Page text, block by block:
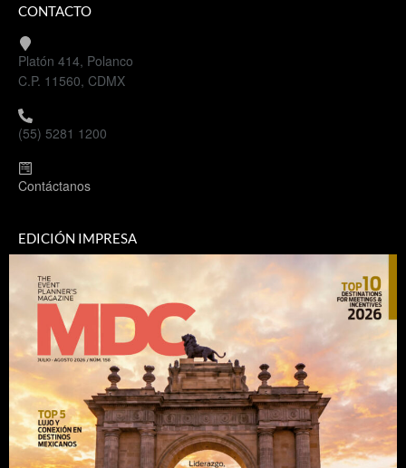
CONTACTO
Platón 414, Polanco
C.P. 11560, CDMX
(55) 5281 1200
Contáctanos
EDICIÓN IMPRESA